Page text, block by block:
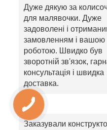
Дуже дякую за
для малявочки. Дуже
задоволені і
замовленням і вашою
роботою. Швидко був
зворотній зв'язок,
консультація і швидка
доставка.
Заказували